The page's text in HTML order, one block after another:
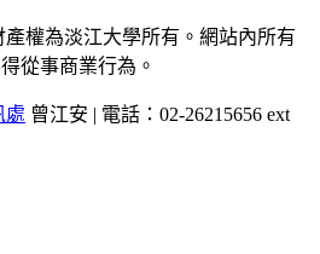
權為淡江大學所有。網站內所有
從事商業行為。
處 曾江安 | 電話：02-26215656 ext